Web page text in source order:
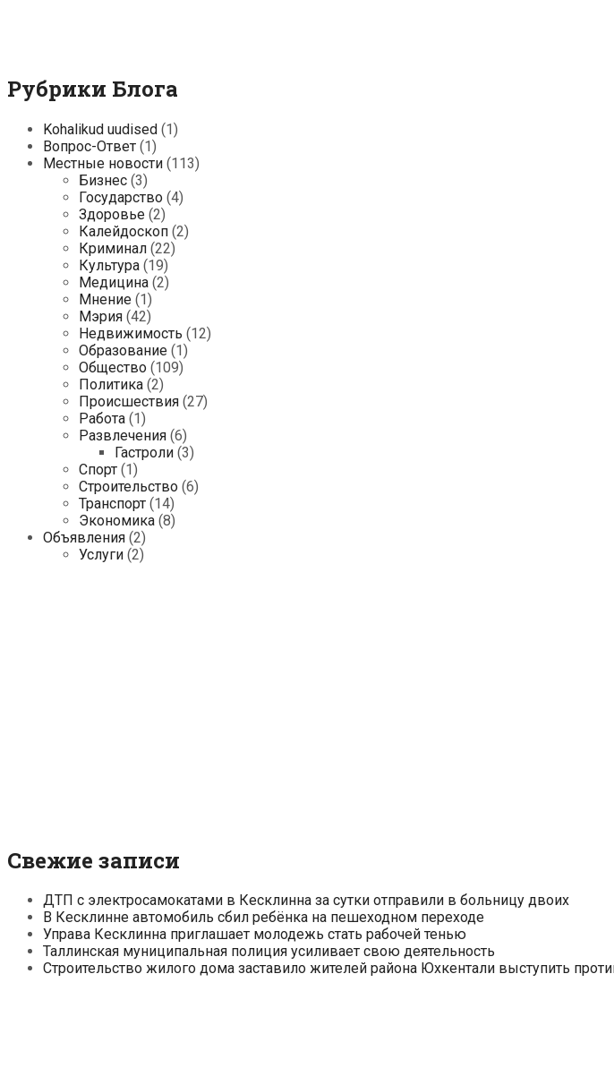
Рубрики Блога
Kohalikud uudised (1)
Вопрос-Ответ (1)
Местные новости (113)
Бизнес (3)
Государство (4)
Здоровье (2)
Калейдоскоп (2)
Криминал (22)
Культура (19)
Медицина (2)
Мнение (1)
Мэрия (42)
Недвижимость (12)
Образование (1)
Общество (109)
Политика (2)
Происшествия (27)
Работа (1)
Развлечения (6)
Гастроли (3)
Спорт (1)
Строительство (6)
Транспорт (14)
Экономика (8)
Объявления (2)
Услуги (2)
Свежие записи
ДТП с электросамокатами в Кесклинна за сутки отправили в больницу двоих
В Кесклинне автомобиль сбил ребёнка на пешеходном переходе
Управа Кесклинна приглашает молодежь стать рабочей тенью
Таллинская муниципальная полиция усиливает свою деятельность
Строительство жилого дома заставило жителей района Юхкентали выступить